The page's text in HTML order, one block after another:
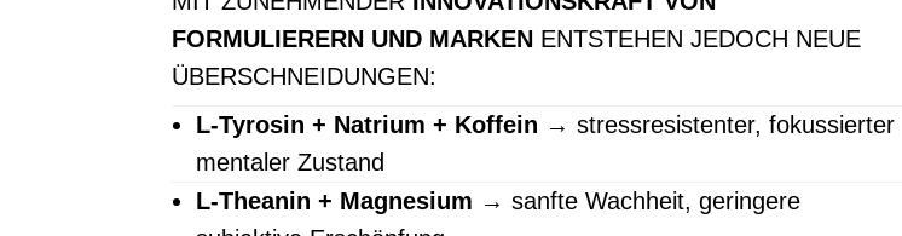
FORMULIERERN UND MARKEN ENTSTEHEN JEDOCH NEUE
ÜBERSCHNEIDUNGEN:
L-Tyrosin + Natrium + Koffein → stressresistenter, fokussierter
mentaler Zustand
L-Theanin + Magnesium → sanfte Wachheit, geringere